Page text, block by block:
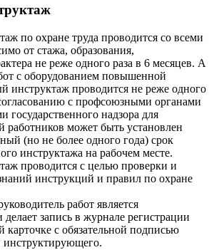
по охране труда проводится со всеми
от стажа, образования,
не реже одного раза в 6 месяцев. А
с оборудованием повышенной
инструктаж проводится не реже одного
с профсоюзными органами
государственного надзора для
работников может быть установлен
(но не более одного года) срок
инструктажа на рабочем месте.
проводится с целью проверки и
инструкций и правил по охране
работ является
запись в журнале регистрации
карточке с обязательной подписью
инструктирующего.